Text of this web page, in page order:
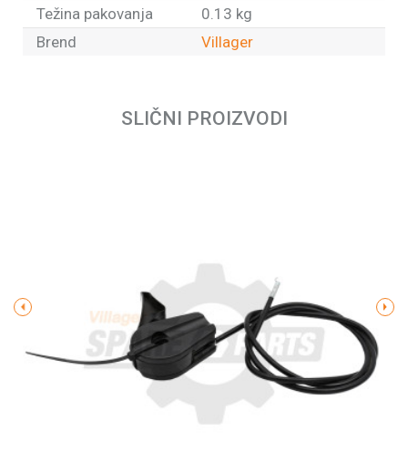
Težina pakovanja
0.13 kg
Brend
Villager
SLIČNI PROIZVODI